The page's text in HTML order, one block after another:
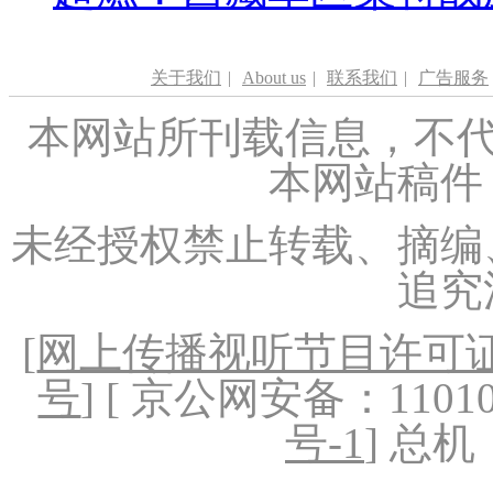
关于我们 | About us | 联系我们 | 广告服务
本网站所刊载信息，不
本网站稿
未经授权禁止转载、摘
追
[网上传播视听节目许可
号] [ 京公网安备：
号-1] 总机